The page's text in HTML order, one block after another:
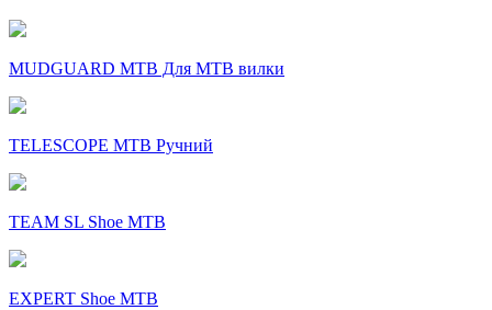
MUDGUARD MTB Для MTB вилки
TELESCOPE MTB Ручний
TEAM SL Shoe MTB
EXPERT Shoe MTB